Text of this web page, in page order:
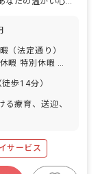
（法定通り）
暇 特別休暇 夏
歩14分）
る療育、送迎、
サービス